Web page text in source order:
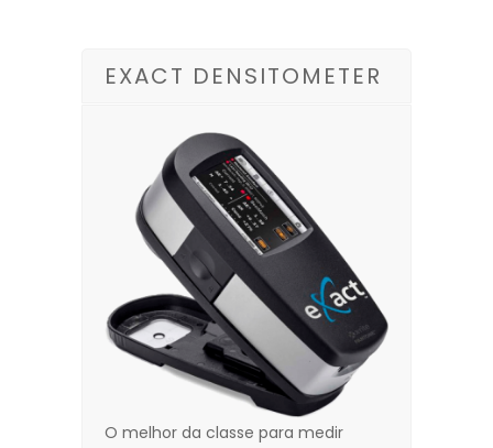
EXACT DENSITOMETER
O melhor da classe para medir